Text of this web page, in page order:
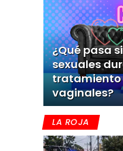
¿Qué pasa
sexuales
tratamiento
vaginales?
LA ROJA